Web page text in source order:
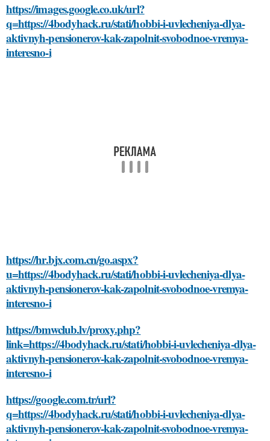
https://images.google.co.uk/url?
q=https://4bodyhack.ru/stati/hobbi-i-uvlecheniya-dlya-
aktivnyh-pensionerov-kak-zapolnit-svobodnoe-vremya-
interesno-i
https://hr.bjx.com.cn/go.aspx?
u=https://4bodyhack.ru/stati/hobbi-i-uvlecheniya-dlya-
aktivnyh-pensionerov-kak-zapolnit-svobodnoe-vremya-
interesno-i
https://bmwclub.lv/proxy.php?
link=https://4bodyhack.ru/stati/hobbi-i-uvlecheniya-dlya-
aktivnyh-pensionerov-kak-zapolnit-svobodnoe-vremya-
interesno-i
https://google.com.tr/url?
q=https://4bodyhack.ru/stati/hobbi-i-uvlecheniya-dlya-
aktivnyh-pensionerov-kak-zapolnit-svobodnoe-vremya-